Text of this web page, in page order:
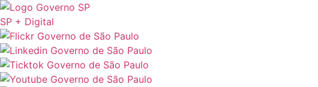
SP + Digital